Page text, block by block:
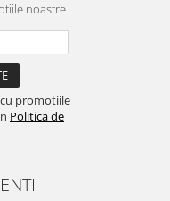
30cm, Gri
noastre
promotiile
Politica de